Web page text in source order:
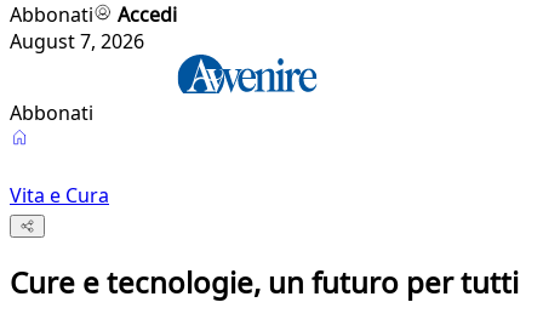
Abbonati
Accedi
August 7, 2026
Abbonati
Vita e Cura
Cure e tecnologie, un futuro per tutti